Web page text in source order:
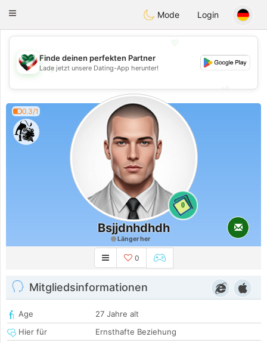
KuwaitChat
Toggle
Mode Login
💖
💕
💕
Finde deinen perfekten Partner
Lade jetzt unsere Dating-App herunter!
0.3/1
0
Bsjjdnhdhdh
Länger her
0
Mitgliedsinformationen
Age
27 Jahre alt
Hier für
Ernsthafte Beziehung